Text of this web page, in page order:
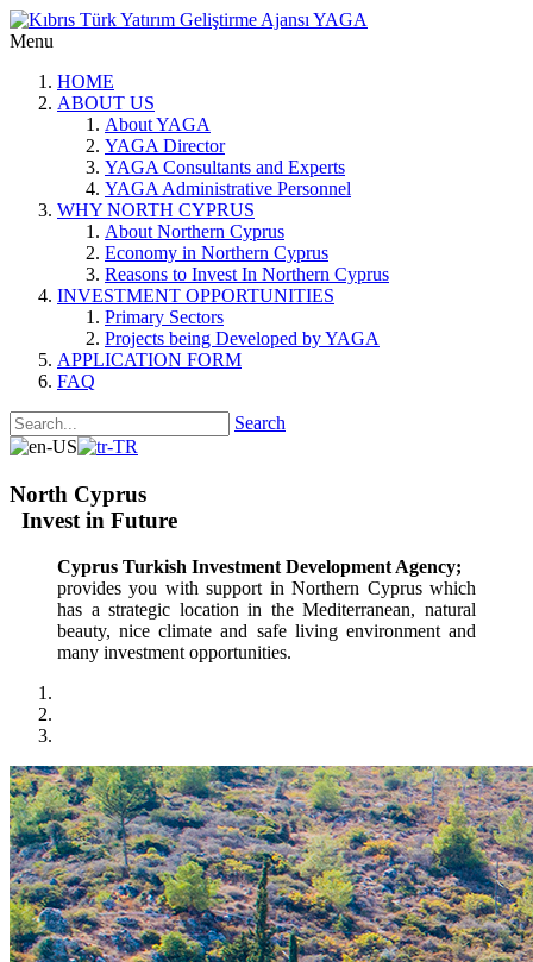
Menu
HOME
ABOUT US
About YAGA
YAGA Director
YAGA Consultants and Experts
YAGA Administrative Personnel
WHY NORTH CYPRUS
About Northern Cyprus
Economy in Northern Cyprus
Reasons to Invest In Northern Cyprus
INVESTMENT OPPORTUNITIES
Primary Sectors
Projects being Developed by YAGA
APPLICATION FORM
FAQ
Search
North Cyprus
Invest in Future
Cyprus Turkish Investment Development Agency;
provides you with support in Northern Cyprus which
has a strategic location in the Mediterranean, natural
beauty, nice climate and safe living environment and
many investment opportunities.